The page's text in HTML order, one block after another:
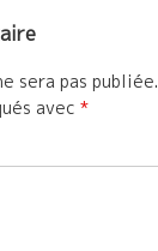
sera pas publiée.
avec *